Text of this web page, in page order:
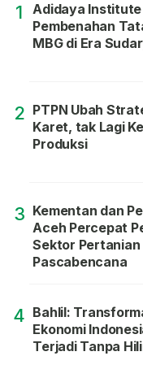
1
Adidaya
Pembenahan
MBG di Era
2 PTPN Ubah
Karet, tak Lagi
Produksi
3 Kementan dan
Aceh Percepat
Sektor Pertanian
Pascabencana
4 Bahlil:
Ekonomi
Terjadi Tanpa